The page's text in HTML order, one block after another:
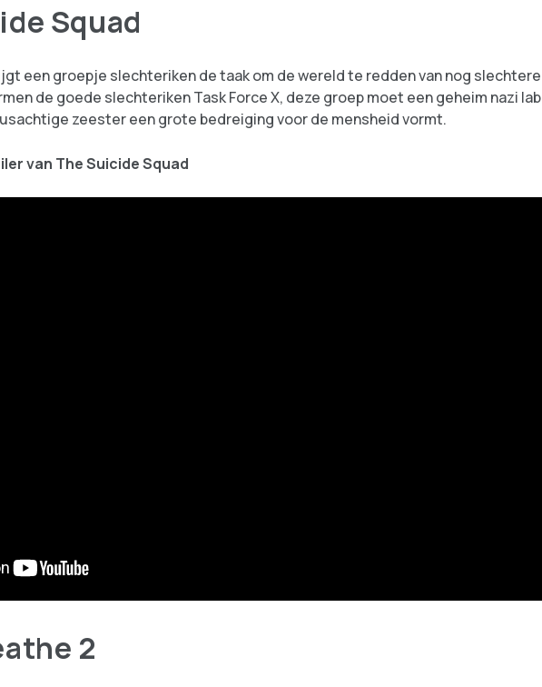
Squad
een groepje slechteriken de taak om de wereld te redden van nog slechtere
de goede slechteriken Task Force X, deze groep moet een geheim nazi lab
zeester een grote bedreiging voor de mensheid vormt.
van The Suicide Squad
2